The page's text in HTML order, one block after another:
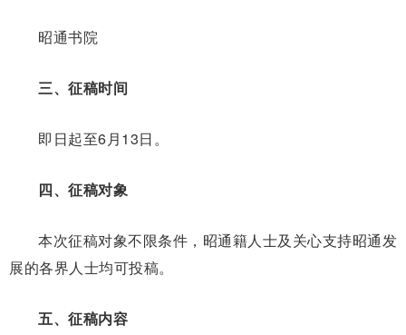
昭通书院
三、征稿时间
即日起至6月13日。
四、征稿对象
本次征稿对象不限条件，昭通籍人士及关心支持昭通发
展的各界人士均可投稿。
五、征稿内容